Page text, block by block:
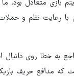
بازی متعادل بود.
با رعایت نظم و
به خطا روی
مدافع حریف